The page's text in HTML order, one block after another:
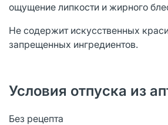
ощущение липкости и жирного
Не содержит искусственных
запрещенных ингредиентов.
Условия отпуска из
Без рецепта